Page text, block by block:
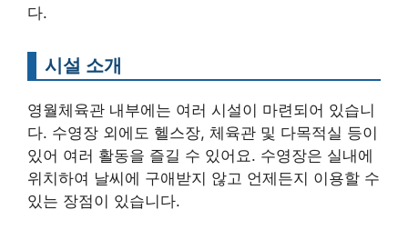
다.
시설 소개
영월체육관 내부에는 여러 시설이 마련되어 있습니
다. 수영장 외에도 헬스장, 체육관 및 다목적실 등이
있어 여러 활동을 즐길 수 있어요. 수영장은 실내에
위치하여 날씨에 구애받지 않고 언제든지 이용할 수
있는 장점이 있습니다.